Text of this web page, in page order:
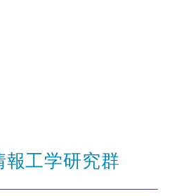
工学研究群